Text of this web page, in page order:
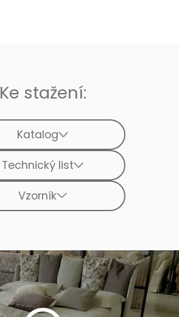
Ke stažení:
Katalog
Technický list
Vzorník